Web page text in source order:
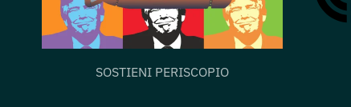
SOSTIENI PERISCOPIO